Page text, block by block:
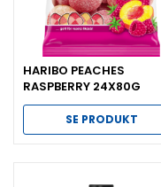
HARIBO PEACHES
RASPBERRY 24X80G
SE PRODUKT